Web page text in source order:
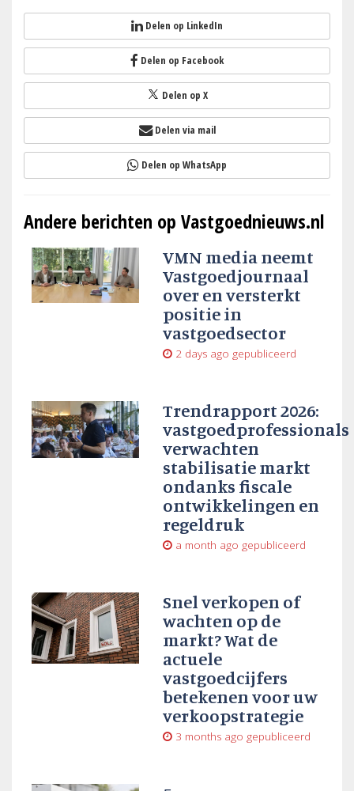
Delen op LinkedIn
Delen op Facebook
Delen op X
Delen via mail
Delen op WhatsApp
Andere berichten op Vastgoednieuws.nl
VMN media neemt
Vastgoedjournaal
over en versterkt
positie in
vastgoedsector
2 days ago gepubliceerd
Trendrapport 2026:
vastgoedprofessionals
verwachten
stabilisatie markt
ondanks fiscale
ontwikkelingen en
regeldruk
a month ago gepubliceerd
Snel verkopen of
wachten op de
markt? Wat de
actuele
vastgoedcijfers
betekenen voor uw
verkoopstrategie
3 months ago gepubliceerd